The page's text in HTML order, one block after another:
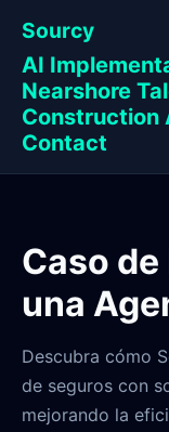
Sourcy
AI
Nearshore
Construction
Contact
Caso
una
Descubra cómo
de seguros con
mejorando la